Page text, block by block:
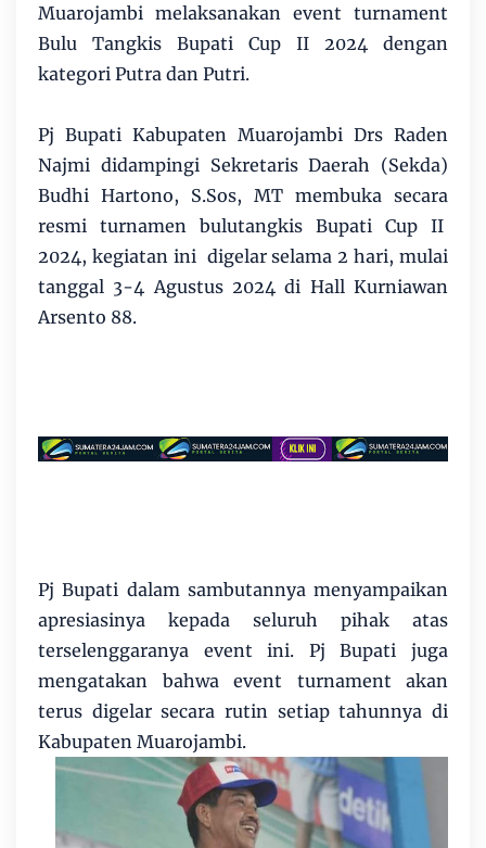
Muarojambi melaksanakan event turnament
Bulu Tangkis Bupati Cup II 2024 dengan
kategori Putra dan Putri.
Pj Bupati Kabupaten Muarojambi Drs Raden
Najmi didampingi Sekretaris Daerah (Sekda)
Budhi Hartono, S.Sos, MT membuka secara
resmi turnamen bulutangkis Bupati Cup II
2024, kegiatan ini digelar selama 2 hari, mulai
tanggal 3-4 Agustus 2024 di Hall Kurniawan
Arsento 88.
Pj Bupati dalam sambutannya menyampaikan
apresiasinya kepada seluruh pihak atas
terselenggaranya event ini. Pj Bupati juga
mengatakan bahwa event turnament akan
terus digelar secara rutin setiap tahunnya di
Kabupaten Muarojambi.